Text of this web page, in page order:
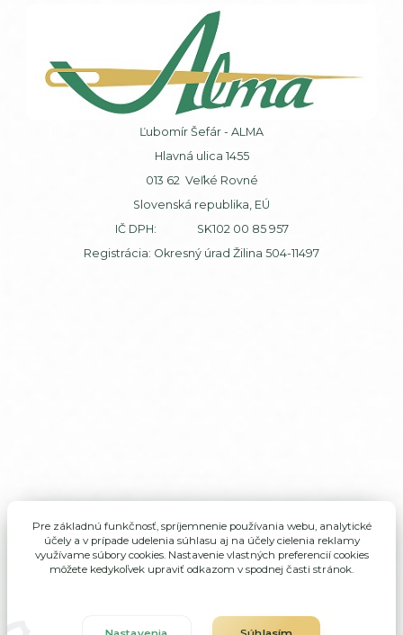
Ľubomír Šefár - ALMA
Hlavná ulica 1455
013 62 Veľké Rovné
Slovenská republika, EÚ
IČ DPH: SK102 00 85 957
Registrácia: Okresný úrad Žilina 504-11497
Pre základnú funkčnosť, spríjemnenie používania webu, analytické
účely a v prípade udelenia súhlasu aj na účely cielenia reklamy
využívame súbory cookies. Nastavenie vlastných preferencií cookies
môžete kedykoľvek upraviť odkazom v spodnej časti stránok.